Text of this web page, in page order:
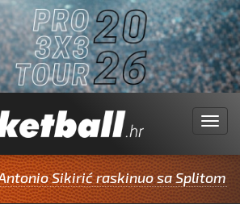
Menu
Sikirić raskinuo sa Splitom pa